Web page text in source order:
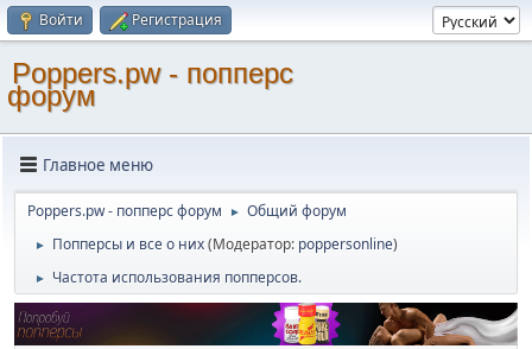
Войти Регистрация
Poppers.pw - попперс
форум
Главное меню
Poppers.pw - попперс форум ► Общий форум
► Попперсы и все о них(Модератор: poppersonline)
► Частота использования попперсов.